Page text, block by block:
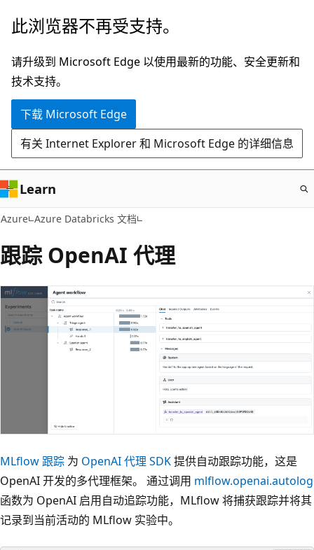
跳
主
要
内
此浏览器不再受支持。
请升级到 Microsoft Edge 以使用最新的功能、安全更新和
技术支持。
下载 Microsoft Edge
有关 Internet Explorer 和 Microsoft Edge 的详细信息
Learn
Azure Azure Databricks 文档
跟踪 OpenAI 代理
MLflow 跟踪 为 OpenAI 代理 SDK提供自动跟踪功能，这是
OpenAI 开发的多代理框架。 通过调用 mlflow.openai.autolog
函数为 OpenAI 启用自动追踪功能，MLflow 将捕获跟踪并将其
记录到当前活动的 MLflow 实验中。